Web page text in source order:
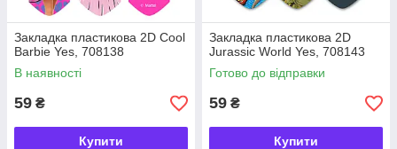
Закладка пластикова 2D Cool
Barbie Yes, 708138
В наявності
59 ₴
Купити
Закладка пластикова 2D
Jurassic World Yes, 708143
Готово до відправки
59 ₴
Купити